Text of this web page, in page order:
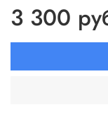
Аналоги
Марка по AWS
3 300